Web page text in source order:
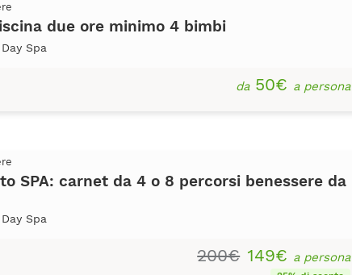
due ore minimo 4 bimbi
Spa
da50€ a persona
SPA: carnet da 4 o 8 percorsi benessere da
Spa
200€ 149€ a persona